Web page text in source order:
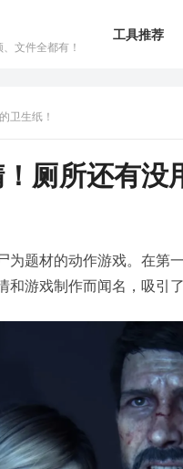
文件全都有！
工具推荐
卫生纸！
厕所还有没
题材的动作游戏。在第
游戏制作而闻名，吸引了